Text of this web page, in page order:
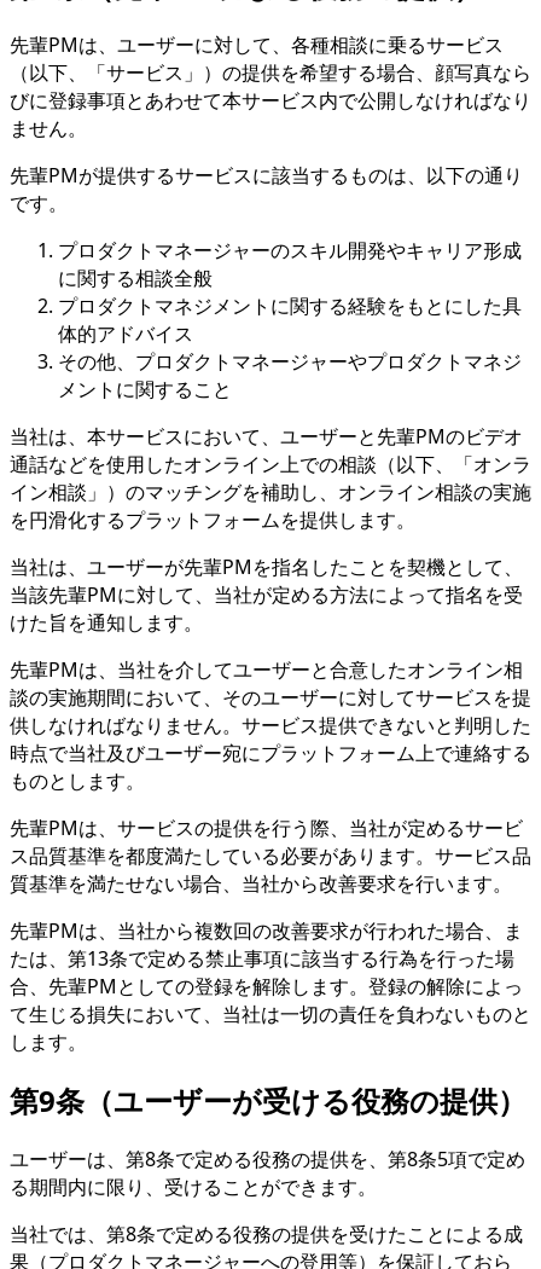
先輩PMは、ユーザーに対して、各種相談に乗るサービス
（以下、「サービス」）の提供を希望する場合、顔写真なら
びに登録事項とあわせて本サービス内で公開しなければなり
ません。
先輩PMが提供するサービスに該当するものは、以下の通り
です。
プロダクトマネージャーのスキル開発やキャリア形成
に関する相談全般
プロダクトマネジメントに関する経験をもとにした具
体的アドバイス
その他、プロダクトマネージャーやプロダクトマネジ
メントに関すること
当社は、本サービスにおいて、ユーザーと先輩PMのビデオ
通話などを使用したオンライン上での相談（以下、「オンラ
イン相談」）のマッチングを補助し、オンライン相談の実施
を円滑化するプラットフォームを提供します。
当社は、ユーザーが先輩PMを指名したことを契機として、
当該先輩PMに対して、当社が定める方法によって指名を受
けた旨を通知します。
先輩PMは、当社を介してユーザーと合意したオンライン相
談の実施期間において、そのユーザーに対してサービスを提
供しなければなりません。サービス提供できないと判明した
時点で当社及びユーザー宛にプラットフォーム上で連絡する
ものとします。
先輩PMは、サービスの提供を行う際、当社が定めるサービ
ス品質基準を都度満たしている必要があります。サービス品
質基準を満たせない場合、当社から改善要求を行います。
先輩PMは、当社から複数回の改善要求が行われた場合、ま
たは、第13条で定める禁止事項に該当する行為を行った場
合、先輩PMとしての登録を解除します。登録の解除によっ
て生じる損失において、当社は一切の責任を負わないものと
します。
第9条（ユーザーが受ける役務の提供）
ユーザーは、第8条で定める役務の提供を、第8条5項で定め
る期間内に限り、受けることができます。
当社では、第8条で定める役務の提供を受けたことによる成
果（プロダクトマネージャーへの登用等）を保証しておら